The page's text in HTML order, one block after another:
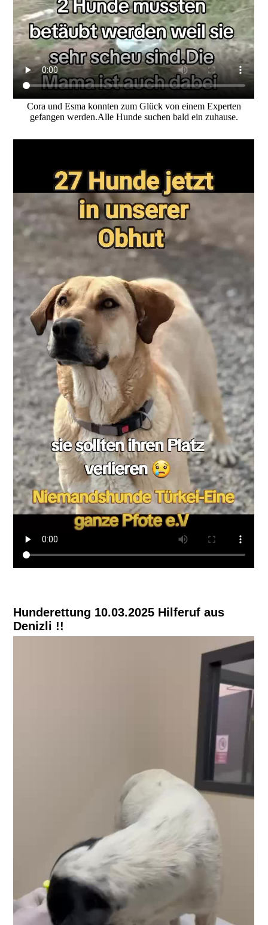
Cora und Esma konnten zum Glück von einem Experten
gefangen werden.Alle Hunde suchen bald ein zuhause.
Hunderettung 10.03.2025 Hilferuf aus
Denizli !!